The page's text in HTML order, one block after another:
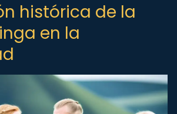
histórica de la
en la